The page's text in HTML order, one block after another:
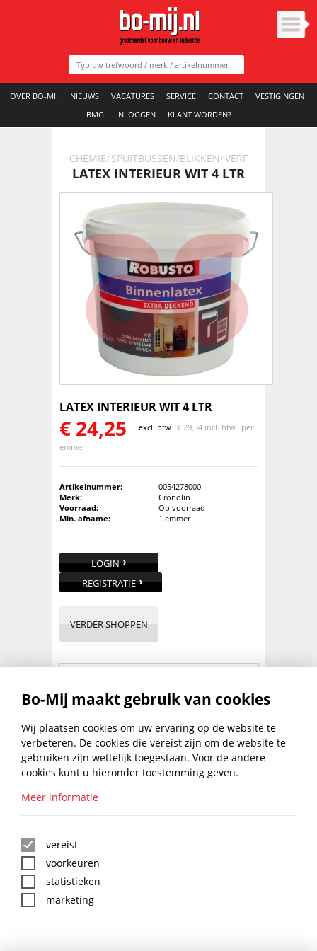
OVER BO-MIJ NIEUWS VACATURES SERVICE CONTACT
VESTIGINGEN
BMG
INLOGGEN KLANT WORDEN?
CHEMIE/ SPUITBUSSEN/BLIKKEN/ VERF
LATEX INTERIEUR WIT 4 LTR
LATEX INTERIEUR WIT 4 LTR
€ 24,25 excl. btw € 29,34 incl. btw per
emmer
Artikelnummer:
0054278000
Merk:
Cronolin
Voorraad:
Op voorraad
Min. afname:
1 emmer
LOGIN
REGISTRATIE
VERDER SHOPPEN
Binnenlatex voor wanden en plafonds, ook
geschikt voor vochtige ruimten. Gemakkelijk
verwerkbaar, schrobvast, weerbestendig en
reukarm. 4liter, kleur wit.
BO-MIJ NIEUWSBRIEF
:
Bo-Mij maakt gebruik van cookies
Wij plaatsen cookies om uw ervaring op de website te
verbeteren. De cookies die vereist zijn om de website te
gebruiken zijn wettelijk toegestaan. Voor de andere
cookies kunt u hieronder toestemming geven.
Meer informatie
vereist
voorkeuren
statistieken
marketing